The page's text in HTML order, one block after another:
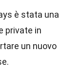
è stata una
private in
un nuovo